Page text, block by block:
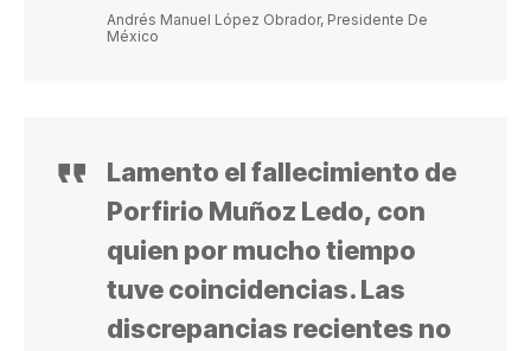
Andrés Manuel López Obrador, Presidente De
México
Lamento el fallecimiento de
Porfirio Muñoz Ledo, con
quien por mucho tiempo
tuve coincidencias. Las
discrepancias recientes no